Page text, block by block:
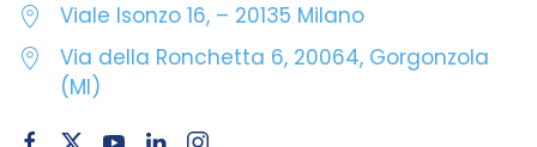
Viale Isonzo 16, – 20135 Milano
Via della Ronchetta 6, 20064, Gorgonzola
(MI)